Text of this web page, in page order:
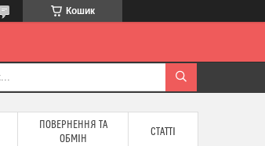
Кошик
ПОВЕРНЕННЯ ТА
ОБМІН
СТАТТІ